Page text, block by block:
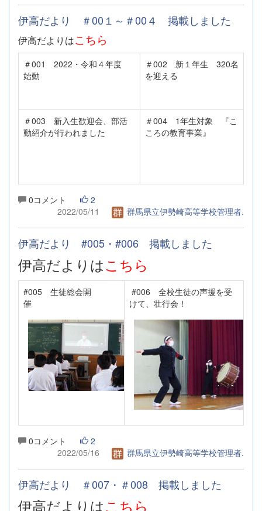
伊高だより ＃00１～＃00４ 掲載しました
伊高だよりはこちら
＃001 2022・令和４年度
始動
＃002 新１年生 320名
を迎える
＃003 新入生歓迎会、部活
動紹介が行われました
＃004 1年生対象 『こ
ころの教育事業』
0コメント
2
2022/05/11
群馬県立伊勢崎高等学校管理者.
伊高だより #005・#006 掲載しました
伊高だよりはこちら
#005 生徒総会開
催
#006 全校生徒の声援を受
けて、壮行会！
0コメント
2
2022/05/16
群馬県立伊勢崎高等学校管理者.
伊高だより ＃007・＃008 掲載しました
伊高だよりはこちら